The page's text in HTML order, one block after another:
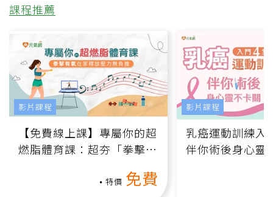
課程推薦
【免費線上課】專屬你的超
燃脂體育課：超夯「拳擊有
特價 免費
影片課程
乳癌運動訓練入
伴你術後身心靈
影片課程